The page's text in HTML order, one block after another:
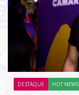
DESTAQUE HOT NEWS